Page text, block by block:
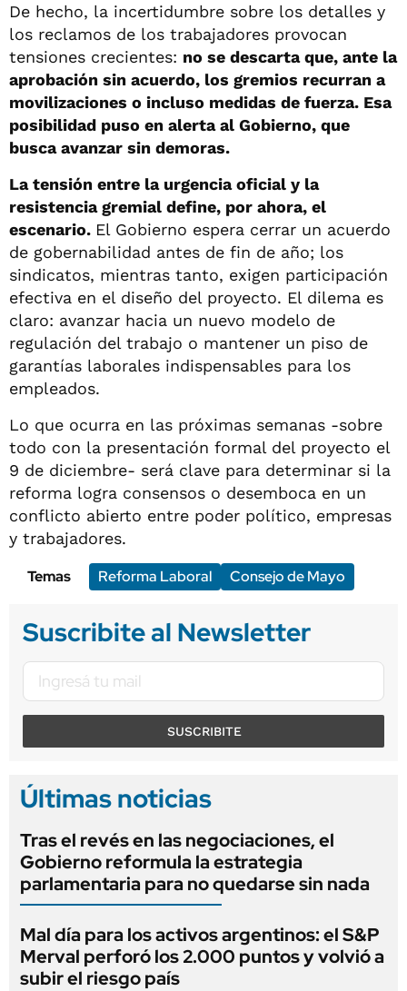
De hecho, la incertidumbre sobre los detalles y
los reclamos de los trabajadores provocan
tensiones crecientes: no se descarta que, ante la
aprobación sin acuerdo, los gremios recurran a
movilizaciones o incluso medidas de fuerza. Esa
posibilidad puso en alerta al Gobierno, que
busca avanzar sin demoras.
La tensión entre la urgencia oficial y la
resistencia gremial define, por ahora, el
escenario. El Gobierno espera cerrar un acuerdo
de gobernabilidad antes de fin de año; los
sindicatos, mientras tanto, exigen participación
efectiva en el diseño del proyecto. El dilema es
claro: avanzar hacia un nuevo modelo de
regulación del trabajo o mantener un piso de
garantías laborales indispensables para los
empleados.
Lo que ocurra en las próximas semanas -sobre
todo con la presentación formal del proyecto el
9 de diciembre- será clave para determinar si la
reforma logra consensos o desemboca en un
conflicto abierto entre poder político, empresas
y trabajadores.
Temas
Reforma Laboral Consejo de Mayo
Suscribite al Newsletter
SUSCRIBITE
Últimas noticias
Tras el revés en las negociaciones, el
Gobierno reformula la estrategia
parlamentaria para no quedarse sin nada
Mal día para los activos argentinos: el S&P
Merval perforó los 2.000 puntos y volvió a
subir el riesgo país